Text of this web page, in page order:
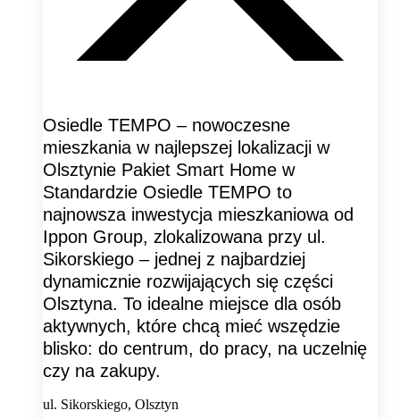
Osiedle TEMPO – nowoczesne
mieszkania w najlepszej lokalizacji w
Olsztynie Pakiet Smart Home w
Standardzie Osiedle TEMPO to
najnowsza inwestycja mieszkaniowa od
Ippon Group, zlokalizowana przy ul.
Sikorskiego – jednej z najbardziej
dynamicznie rozwijających się części
Olsztyna. To idealne miejsce dla osób
aktywnych, które chcą mieć wszędzie
blisko: do centrum, do pracy, na uczelnię
czy na zakupy.
ul. Sikorskiego, Olsztyn